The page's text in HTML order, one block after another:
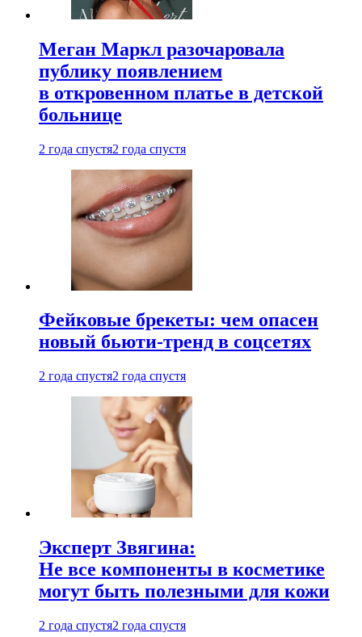
Меган Маркл разочаровала
публику появлением
в откровенном платье в детской
больнице
2 года спустя2 года спустя
Фейковые брекеты: чем опасен
новый бьюти-тренд в соцсетях
2 года спустя2 года спустя
Эксперт Звягина:
Не все компоненты в косметике
могут быть полезными для кожи
2 года спустя2 года спустя